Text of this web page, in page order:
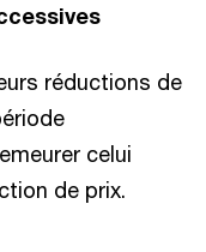
réductions de
celui
de prix.